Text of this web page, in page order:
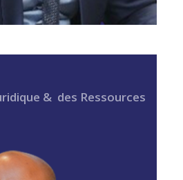
& des Ressources